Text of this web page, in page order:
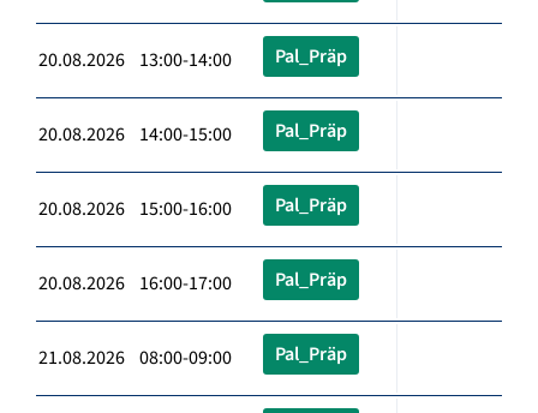
20.08.2026 13:00-14:00 Pal_Präp
20.08.2026 14:00-15:00 Pal_Präp
20.08.2026 15:00-16:00 Pal_Präp
20.08.2026 16:00-17:00 Pal_Präp
21.08.2026 08:00-09:00 Pal_Präp